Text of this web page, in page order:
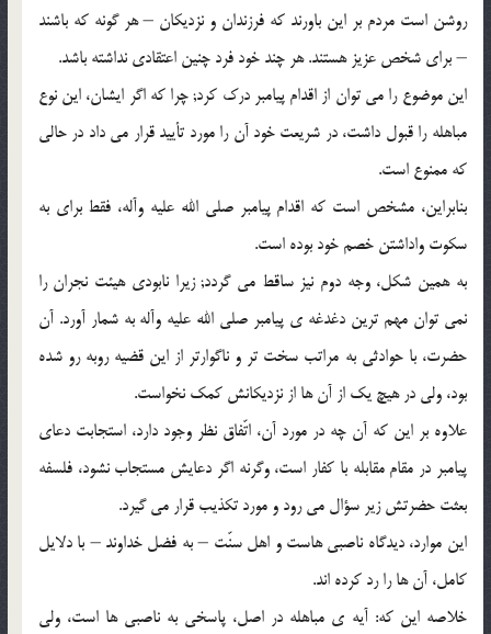
روشن است مردم بر این باورند که فرزندان و نزدیکان – هر گونه که باشند
– براى شخص عزیز هستند. هر چند خود فرد چنین اعتقادى نداشته باشد.
این موضوع را مى توان از اقدام پیامبر درک کرد; چرا که اگر ایشان، این نوع
مباهله را قبول داشت، در شریعت خود آن را مورد تأیید قرار مى داد در حالى
که ممنوع است.
بنابراین، مشخص است که اقدام پیامبر صلى الله علیه وآله، فقط براى به
سکوت واداشتن خصم خود بوده است.
به همین شکل، وجه دوم نیز ساقط مى گردد; زیرا نابودى هیئت نجران را
نمى توان مهم ترین دغدغه ی پیامبر صلى الله علیه وآله به شمار آورد. آن
حضرت، با حوادثى به مراتب سخت تر و ناگوارتر از این قضیه روبه رو شده
بود، ولى در هیچ یک از آن ها از نزدیکانش کمک نخواست.
علاوه بر این که آن چه در مورد آن، اتّفاق نظر وجود دارد، استجابت دعاى
پیامبر در مقام مقابله با کفار است، وگرنه اگر دعایش مستجاب نشود، فلسفه
بعثت حضرتش زیر سؤال مى رود و مورد تکذیب قرار مى گیرد.
این موارد، دیدگاه ناصبى هاست و اهل سنّت – به فضل خداوند – با دلایل
کامل، آن ها را رد کرده اند.
خلاصه این که: آیه ی مباهله در اصل، پاسخى به ناصبى ها است، ولى